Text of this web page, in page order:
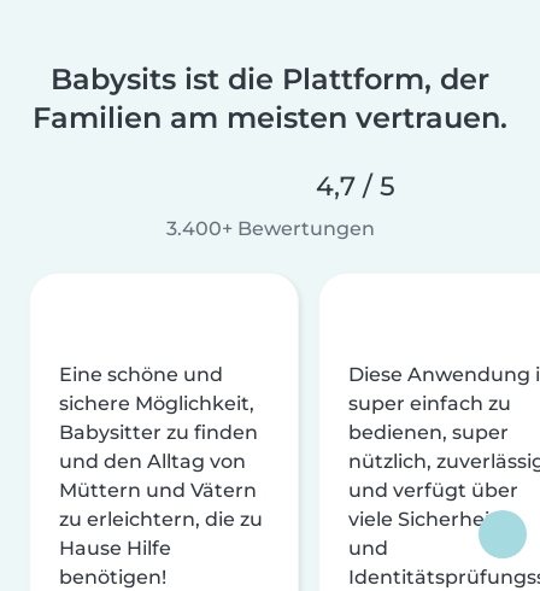
Babysits ist die Plattform, der
Familien am meisten vertrauen.
4,7 / 5
3.400+ Bewertungen
Eine schöne und
sichere Möglichkeit,
Babysitter zu finden
und den Alltag von
Müttern und Vätern
zu erleichtern, die zu
Hause Hilfe
benötigen!
Diese Anwendung
super einfach zu
bedienen, super
nützlich,
und verfügt über
viele Sicherheits-
und